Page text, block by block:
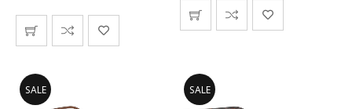
SALE SALE